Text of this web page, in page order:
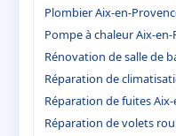
Plombier Aix-en-
Pompe à chaleur Aix-
Rénovation de salle de
Réparation de
Réparation de fuites
Réparation de volets